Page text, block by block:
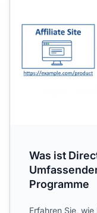
Was ist
Programme
Erfahren Sie,